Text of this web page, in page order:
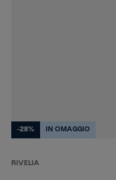
-28% IN OMAGGIO
RIVELIA